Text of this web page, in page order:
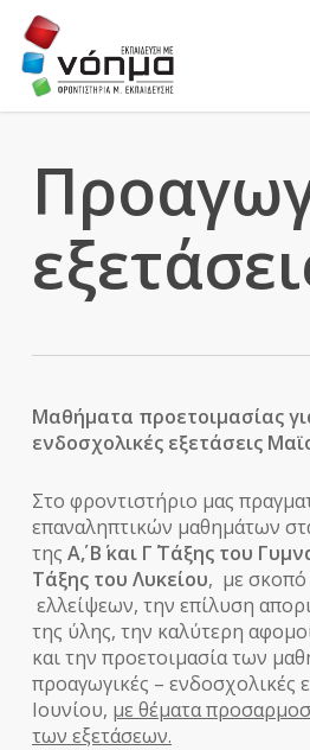
Skip
main
content
Μαθήματα προετοιμασίας
ενδοσχολικές εξετάσεις
Στο φροντιστήριο μας
επαναληπτικών μαθημάτων
της Α΄, Β΄ και Γ΄ Τάξης του
Τάξης του Λυκείου, με
ελλείψεων, την επίλυση
της ύλης, την καλύτερη
και την προετοιμασία των
προαγωγικές – ενδοσχολικές
Ιουνίου, με θέματα
των εξετάσεων.